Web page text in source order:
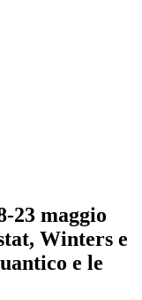
23 maggio
Winters e
e le